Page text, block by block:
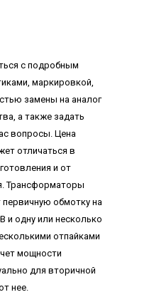
с подробным
маркировкой,
замены на аналог
а также задать
вопросы. Цена
отличаться в
и от
Трансформаторы
обмотку на
и одну или несколько
отпайками
мощности
для вторичной
нее.